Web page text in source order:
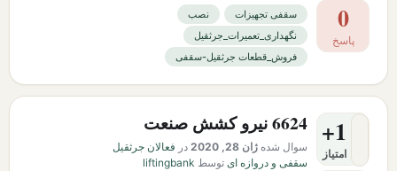
0
پاسخ
سقفی تجهیزات
نصب
نگهداری_تعمیرات_جرثقیل
فروش_قطعات جرثقیل-سقفی
+1
امتیاز
6624 نیرو کشش صنعت
سوال شده ژان 28, 2020 در فعالان جرثقیل
سقفی و دروازه ای توسط liftingbank